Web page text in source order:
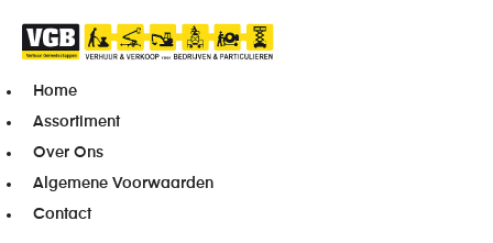
Home
Assortiment
Over Ons
Algemene Voorwaarden
Contact